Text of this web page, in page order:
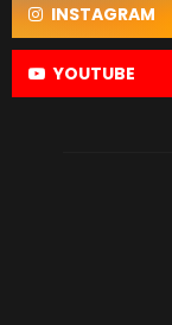
INSTAGRAM
YOUTUBE